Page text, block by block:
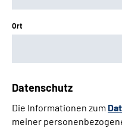
Ort
Datenschutz
Die Informationen zum
meiner